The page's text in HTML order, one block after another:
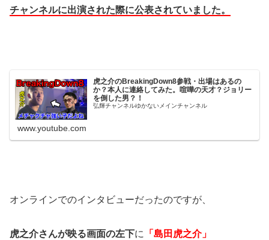
チャンネルに出演された際に公表されていました。
虎之介のBreakingDown8参戦・出場はあるの
か？本人に連絡してみた。喧嘩の天才？ジョリー
を倒した男？！
弘輝チャンネルゆかないメインチャンネル
www.youtube.com
オンラインでのインタビューだったのですが、
虎之介さんが映る画面の左下に 「島田虎之介」